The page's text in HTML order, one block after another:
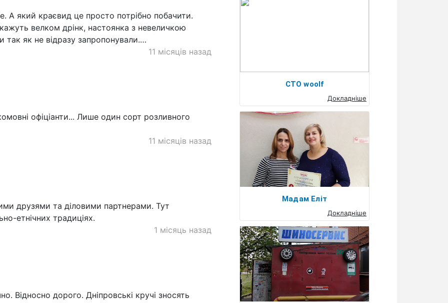
А який краєвид це просто потрібно побачити.
велком дрінк, настоянка з невеличкою
так як не відразу запропонували.…
11 місяців назад
офіціанти... Лише один сорт розливного
11 місяців назад
друзями та діловими партнерами. Тут
етнічних традиціях.
1 місяць назад
Відносно дорого. Дніпровські кручі зносять
СТО woolf
Докладніше
Мадам Еліт
Докладніше